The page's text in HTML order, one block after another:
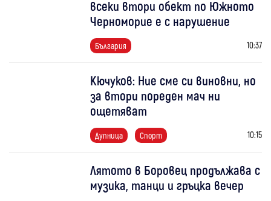
всеки втори обект по Южното
Черноморие е с нарушение
България 10:37
Кючуков: Ние сме си виновни, но
за втори пореден мач ни
ощетяват
Дупница Спорт 10:15
Лятото в Боровец продължава с
музика, танци и гръцка вечер